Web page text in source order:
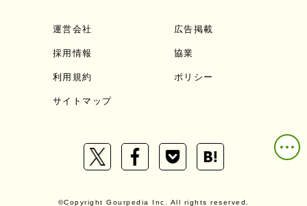
運営会社 広告掲載
採用情報 協業
利用規約 ポリシー
サイトマップ
©Copyright Gourpedia Inc. All rights reserved.